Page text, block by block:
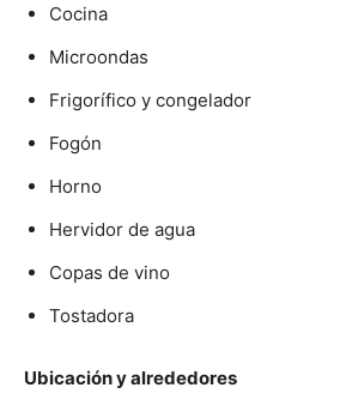
Cocina
Microondas
Frigorífico y congelador
Fogón
Horno
Hervidor de agua
Copas de vino
Tostadora
Ubicación y alrededores